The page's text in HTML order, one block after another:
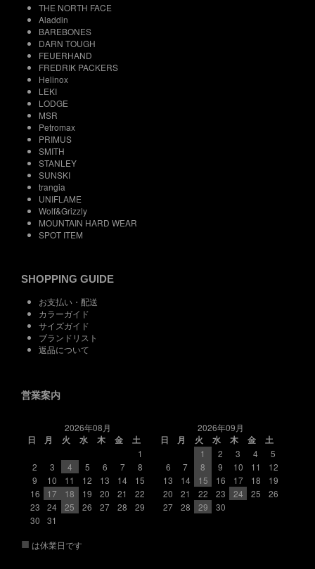
THE NORTH FACE
Aladdin
BAREBONES
DARN TOUGH
FEUERHAND
FREDRIK PACKERS
Helinox
LEKI
LODGE
MSR
Petromax
PRIMUS
SMITH
STANLEY
SUNSKI
trangia
UNIFLAME
Wolf&Grizzly
MOUNTAIN HARD WEAR
SPOT ITEM
SHOPPING GUIDE
お支払い・配送
カラーガイド
サイズガイド
ブランドリスト
返品について
営業案内
2026年08月
日
月 火 水 木 金
土
1
2
3 4 5 6 7
8
9
10 11 12 13 14
15
16
17 18 19 20 21
22
23
24 25 26 27 28
29
30
31
2026年09月
日
月 火 水 木 金
土
1
2 3 4
5
6
7 8 9 10 11
12
13
14 15 16 17 18
19
20
21 22 23 24 25
26
27
28 29 30
■ は休業日です